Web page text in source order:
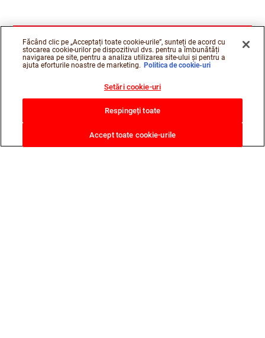
Făcând clic pe „Acceptați toate cookie-urile”, sunteți de acord cu
stocarea cookie-urilor pe dispozitivul dvs. pentru a îmbunătăți
navigarea pe site, pentru a analiza utilizarea site-ului și pentru a
ajuta eforturile noastre de marketing. Politica de cookie-uri
Setări cookie-uri
Respingeți toate
Accept toate cookie-urile